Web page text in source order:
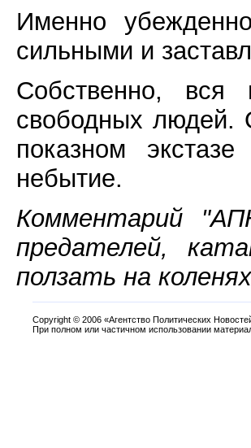
Именно
сильными и
Собственно,
свободных людей.
показном
небытие.
Комментарий
предателей,
ползать на
Copyright © 2006 «Агентство Политических
При полном или частичном использовании